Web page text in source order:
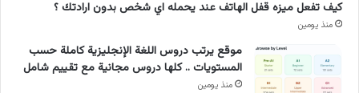
كيف تفعل ميزه قفل الهاتف عند يحمله اي شخص بدون ارادتك ؟
منذ يومين
موقع يرتب دروس اللغة الإنجليزية كاملة حسب
المستويات .. كلها دروس مجانية مع تقييم شامل
منذ يومين